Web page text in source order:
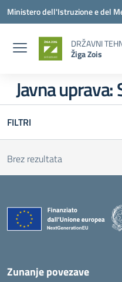
Vai ai contenuti
Vai al menu di navigazione
Vai al footer
Ministero dell'Istruzione e del
DRŽAVNI
Žiga Zois
Javna uprava:
FILTRI
Brez rezultata
Zunanje povezave